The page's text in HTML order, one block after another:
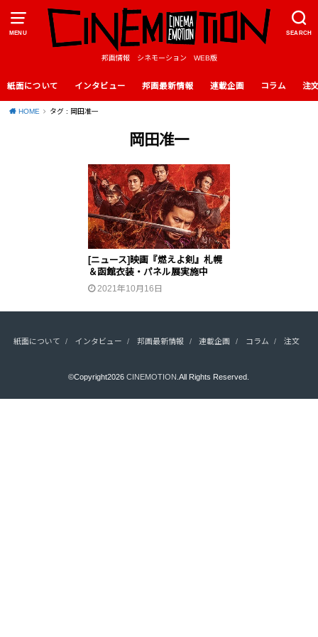
MENU SEARCH
邦画情報 シネモーション WEB版
紙面について インタビュー 邦画最新情報 連載企画 コラム 注
HOME タグ : 岡田准一
岡田准一
[ニュース]映画『燃えよ剣』札幌
＆函館衣装・パネル展実施中
2021年10月16日
紙面について インタビュー 邦画最新情報 連載企画 コラム 注文
©Copyright2026CINEMOTION .All Rights Reserved.